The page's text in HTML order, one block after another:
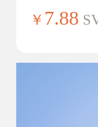
￥ 7.88